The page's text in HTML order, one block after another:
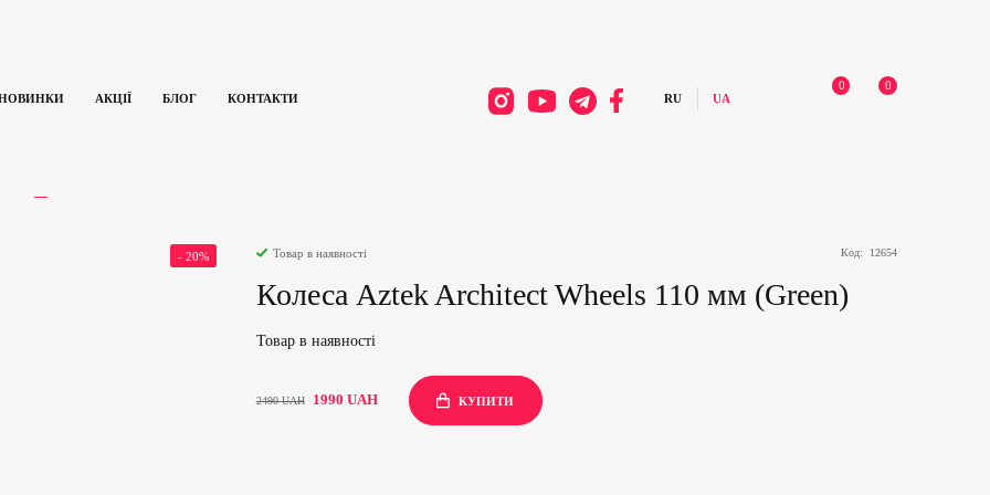
АКЦІЇ БЛОГ КОНТАКТИ
0 0
- 20% Товар в наявності Код: 12654
Колеса Aztek Architect Wheels 110 мм (Green)
Товар в наявності
2490UAH 1990 UAH КУПИТИ